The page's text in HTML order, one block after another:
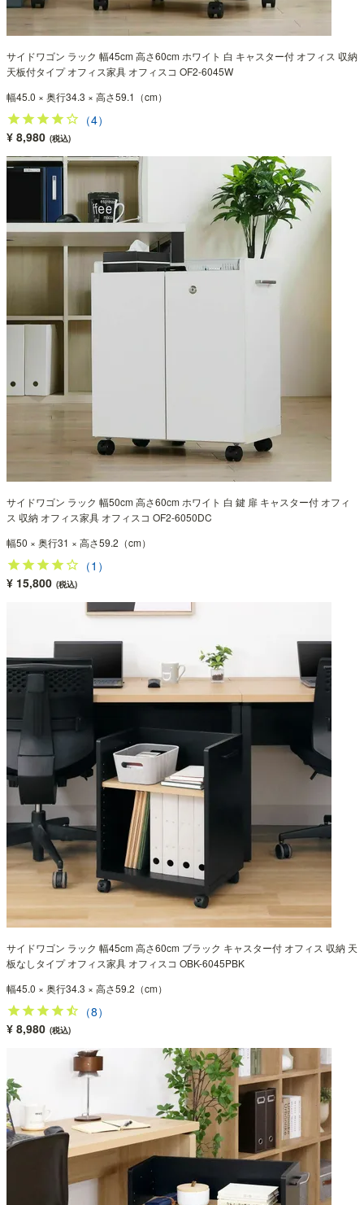
サイドワゴン ラック 幅45cm 高さ60cm ホワイト 白 キャスター付 オフィス 収納
天板付タイプ オフィス家具 オフィスコ OF2-6045W
幅45.0 × 奥行34.3 × 高さ59.1（cm）
（4）
¥ 8,980 (税込)
サイドワゴン ラック 幅50cm 高さ60cm ホワイト 白 鍵 扉 キャスター付 オフィ
ス 収納 オフィス家具 オフィスコ OF2-6050DC
幅50 × 奥行31 × 高さ59.2（cm）
（1）
¥ 15,800 (税込)
サイドワゴン ラック 幅45cm 高さ60cm ブラック キャスター付 オフィス 収納 天
板なしタイプ オフィス家具 オフィスコ OBK-6045PBK
幅45.0 × 奥行34.3 × 高さ59.2（cm）
（8）
¥ 8,980 (税込)